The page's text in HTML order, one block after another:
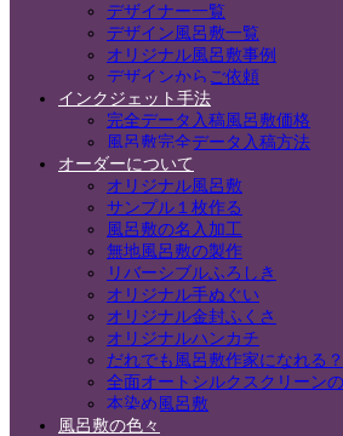
デザイナー一覧
デザイン風呂敷一覧
オリジナル風呂敷事例
デザインからご依頼
インクジェット手法
完全データ入稿風呂敷価格
風呂敷完全データ入稿方法
オーダーについて
オリジナル風呂敷
サンプル１枚作る
風呂敷の名入加工
無地風呂敷の製作
リバーシブルふろしき
オリジナル手ぬぐい
オリジナル金封ふくさ
オリジナルハンカチ
だれでも風呂敷作家になれる？
全面オートシルクスクリーン
本染め風呂敷
風呂敷の色々